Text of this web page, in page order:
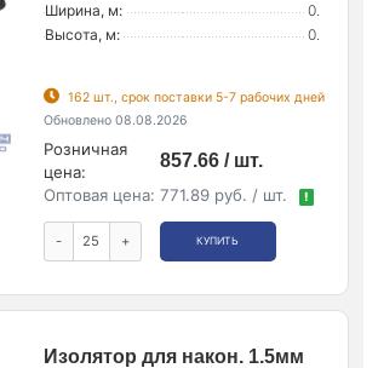
Ширина, м:
0.
Высота, м:
0.
162 шт., срок поставки 5-7 рабочих дней
Обновлено 08.08.2026
Розничная
цена:
857.66 / шт.
Оптовая цена: 771.89 руб. / шт. !
- + КУПИТЬ
Изолятор для након. 1.5мм